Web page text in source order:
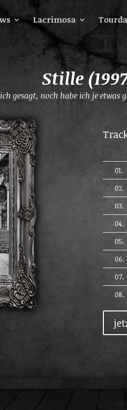
Lacrimosa
Stille
gesagt, noch habe ich je etwas
01.
02.
03.
04.
05.
06.
07.
08.